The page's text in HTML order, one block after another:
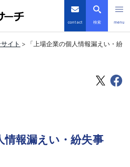
contact 検索 menu
イト
「上場企業の個人情報漏えい・紛
情報漏えい・紛失事